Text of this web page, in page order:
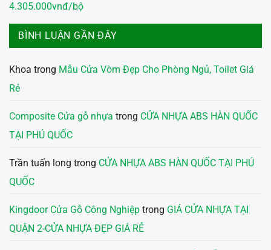
4.305.000vnđ/bộ
BÌNH LUẬN GẦN ĐÂY
Khoa trong Mẫu Cửa Vòm Đẹp Cho Phòng Ngủ, Toilet Giá
Rẻ
Composite Cửa gỗ nhựa trong CỬA NHỰA ABS HÀN QUỐC
TẠI PHÚ QUỐC
Trần tuấn long trong CỬA NHỰA ABS HÀN QUỐC TẠI PHÚ
QUỐC
Kingdoor Cửa Gỗ Công Nghiệp trong GIÁ CỬA NHỰA TẠI
QUẬN 2-CỬA NHỰA ĐẸP GIÁ RẺ